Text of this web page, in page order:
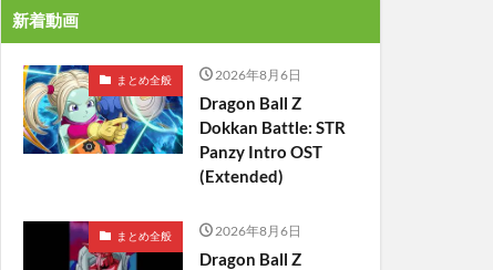
新着動画
まとめ全般 2026年8月6日
Dragon Ball Z
Dokkan Battle: STR
Panzy Intro OST
(Extended)
まとめ全般 2026年8月6日
Dragon Ball Z